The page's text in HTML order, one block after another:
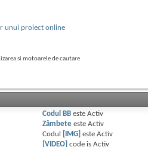
unui proiect online
si motoarele de cautare
Codul BB esteActiv
Zâmbete esteActiv
Codul
[IMG] esteActiv
[VIDEO] code isActiv